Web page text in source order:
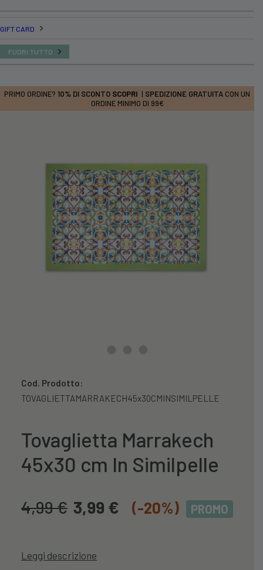
GIFT CARD
FUORI TUTTO
PRIMO ORDINE? 10% DI SCONTO SCOPRI | SPEDIZIONE GRATUITA CON UN
ORDINE MINIMO DI 99€
Cod. Prodotto:
TOVAGLIETTAMARRAKECH45x30CMINSIMILPELLE
Tovaglietta Marrakech
45x30 cm In Similpelle
4,99€ 3,99 € (-20%) PROMO
Leggi descrizione